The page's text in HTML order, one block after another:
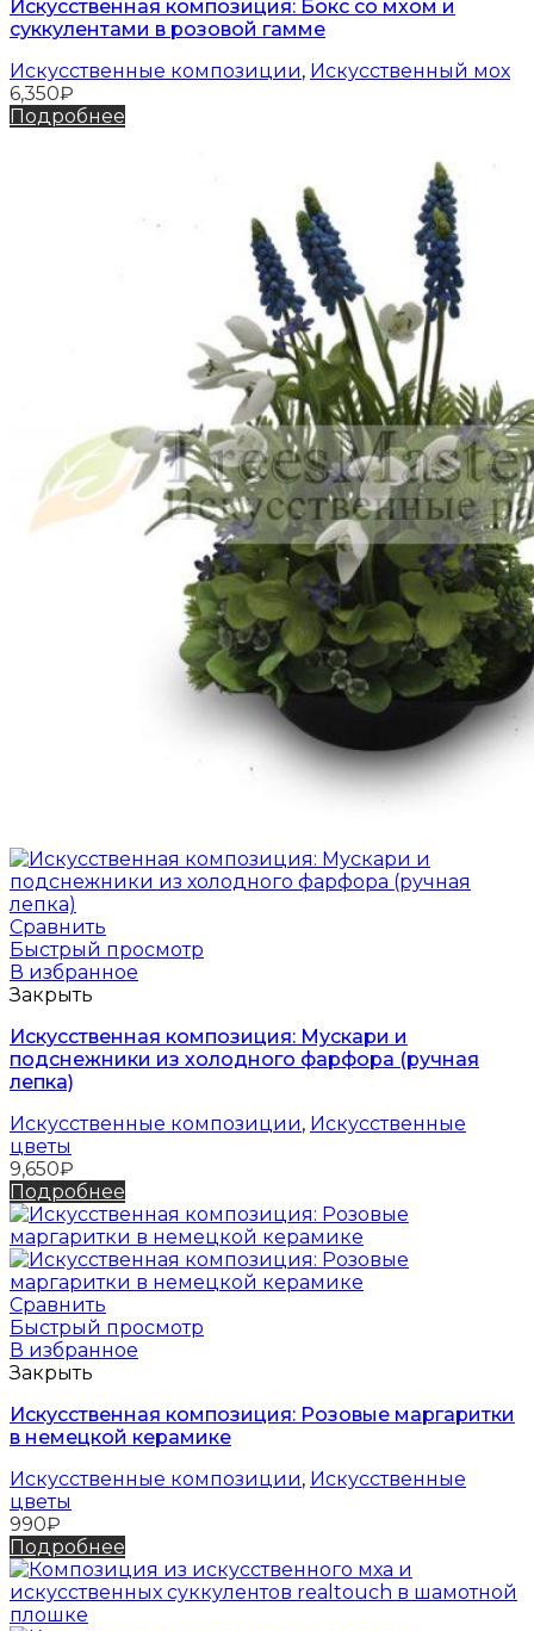
Искусственная композиция: Бокс со мхом и
суккулентами в розовой гамме
Искусственные композиции, Искусственный мох
6,350₽
Подробнее
Сравнить
Быстрый просмотр
В избранное
Закрыть
Искусственная композиция: Мускари и
подснежники из холодного фарфора (ручная
лепка)
Искусственные композиции, Искусственные
цветы
9,650₽
Подробнее
Сравнить
Быстрый просмотр
В избранное
Закрыть
Искусственная композиция: Розовые маргаритки
в немецкой керамике
Искусственные композиции, Искусственные
цветы
990₽
Подробнее